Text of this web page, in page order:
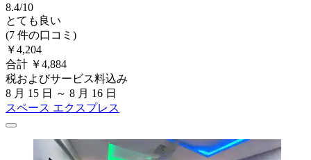
8.4/10
とても良い
(7 件の口コミ)
￥4,204
合計 ￥4,884
税およびサービス料込み
8 月 15 日 ～ 8 月 16 日
スペース エクスプレス